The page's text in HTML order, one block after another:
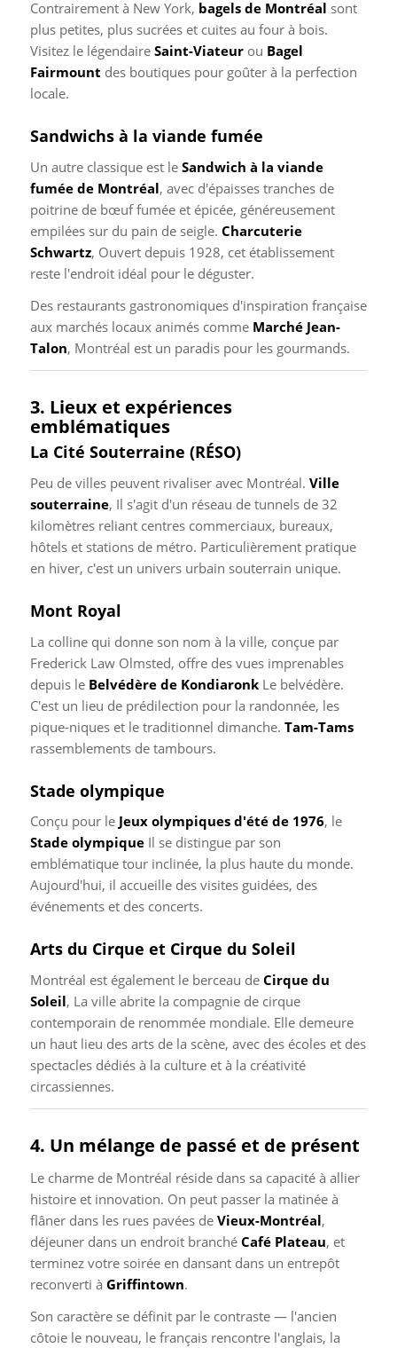
Contrairement à New York, bagels de Montréal sont
plus petites, plus sucrées et cuites au four à bois.
Visitez le légendaire Saint-Viateurou Bagel
Fairmount des boutiques pour goûter à la perfection
locale.
Sandwichs à la viande fumée
Un autre classique est le Sandwich à la viande
fumée de Montréal, avec d'épaisses tranches de
poitrine de bœuf fumée et épicée, généreusement
empilées sur du pain de seigle. Charcuterie
Schwartz, Ouvert depuis 1928, cet établissement
reste l'endroit idéal pour le déguster.
Des restaurants gastronomiques d'inspiration française
aux marchés locaux animés comme Marché Jean-
Talon, Montréal est un paradis pour les gourmands.
3. Lieux et expériences
emblématiques
La Cité Souterraine (RÉSO)
Peu de villes peuvent rivaliser avec Montréal. Ville
souterraine, Il s'agit d'un réseau de tunnels de 32
kilomètres reliant centres commerciaux, bureaux,
hôtels et stations de métro. Particulièrement pratique
en hiver, c'est un univers urbain souterrain unique.
Mont Royal
La colline qui donne son nom à la ville, conçue par
Frederick Law Olmsted, offre des vues imprenables
depuis le Belvédère de KondiaronkLe belvédère.
C'est un lieu de prédilection pour la randonnée, les
pique-niques et le traditionnel dimanche. Tam-Tams
rassemblements de tambours.
Stade olympique
Conçu pour le Jeux olympiques d'été de 1976, le
Stade olympiqueIl se distingue par son
emblématique tour inclinée, la plus haute du monde.
Aujourd'hui, il accueille des visites guidées, des
événements et des concerts.
Arts du Cirque et Cirque du Soleil
Montréal est également le berceau de Cirque du
Soleil, La ville abrite la compagnie de cirque
contemporain de renommée mondiale. Elle demeure
un haut lieu des arts de la scène, avec des écoles et des
spectacles dédiés à la culture et à la créativité
circassiennes.
4. Un mélange de passé et de présent
Le charme de Montréal réside dans sa capacité à allier
histoire et innovation. On peut passer la matinée à
flâner dans les rues pavées de Vieux-Montréal,
déjeuner dans un endroit branché Café Plateau, et
terminez votre soirée en dansant dans un entrepôt
reconverti à Griffintown.
Son caractère se définit par le contraste — l'ancien
côtoie le nouveau, le français rencontre l'anglais, la